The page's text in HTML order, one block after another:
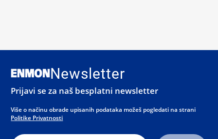
Newsletter
Prijavi se za naš besplatni newsletter
Više o načinu obrade upisanih podataka možeš pogledati na strani
Politike Privatnosti